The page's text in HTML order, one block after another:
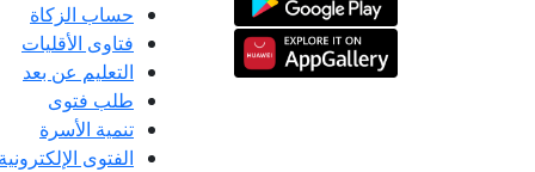
حساب الزكاة
فتاوى الأقليات
التعليم عن بعد
طلب فتوى
تنمية الأسرة
الفتوى الإلكترونية